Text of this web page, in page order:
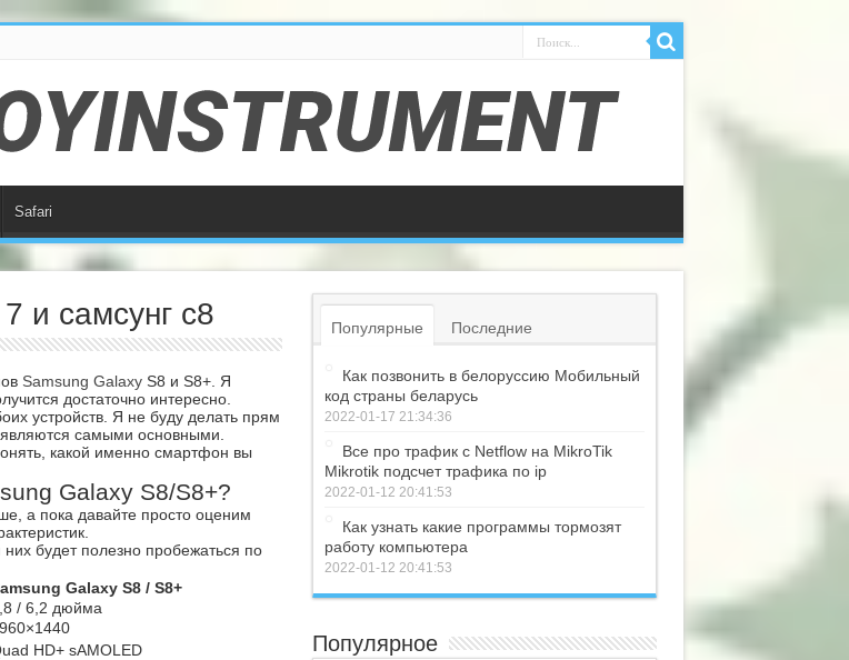
Safari
и самсунг с8
Samsung GalaxyS8 и S8+. Я
достаточно интересно.
устройств. Я не буду делать прям
самыми основными.
какой именно смартфон вы
Galaxy S8/S8+?
а пока давайте просто оценим
будет полезно пробежаться по
Galaxy S8 / S8+
/ 6,2 дюйма
HD+ sAMOLED
Популярные Последние
Как позвонить в белоруссию Мобильный
код страны беларусь
2022-01-17 21:34:36
Все про трафик с Netflow на MikroTik
Mikrotik подсчет трафика по ip
2022-01-12 20:41:53
Как узнать какие программы тормозят
работу компьютера
2022-01-12 20:41:53
Популярное